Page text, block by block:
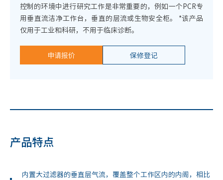
控制的环境中进行研究工作是非常重要的，例如一个PCR专
用垂直流洁净工作台，垂直的层流或生物安全柜。 *该产品
仅用于工业和科研，不用于临床诊断。
申请报价 保修登记
产品特点
内置大过滤器的垂直层气流，覆盖整个工作区内的内阁，相比